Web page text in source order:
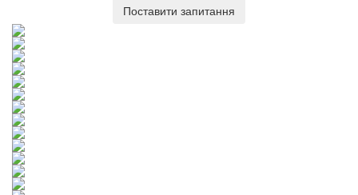
Поставити запитання